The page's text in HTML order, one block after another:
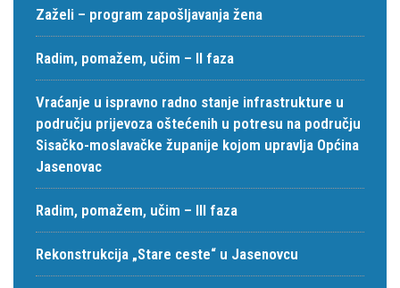
Zaželi – program zapošljavanja žena
Radim, pomažem, učim – II faza
Vraćanje u ispravno radno stanje infrastrukture u
području prijevoza oštećenih u potresu na području
Sisačko-moslavačke županije kojom upravlja Općina
Jasenovac
Radim, pomažem, učim – III faza
Rekonstrukcija „Stare ceste“ u Jasenovcu